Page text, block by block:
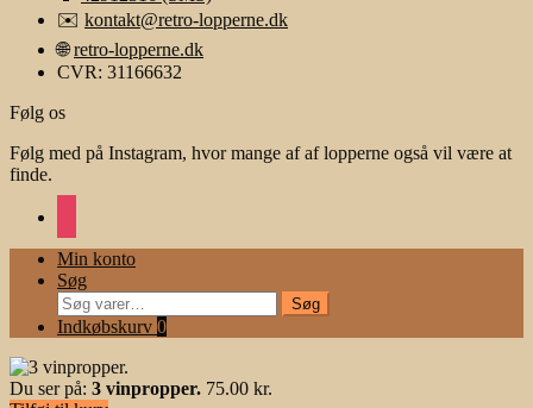
✉️ kontakt@retro-lopperne.dk
🌐retro-lopperne.dk
CVR: 31166632
Følg os
Følg med på Instagram, hvor mange af af lopperne også vil være at
finde.
Min konto
Søg
Søg
efter:
Søg
Indkøbskurv 0
Du ser på: 3 vinpropper. 75.00 kr.